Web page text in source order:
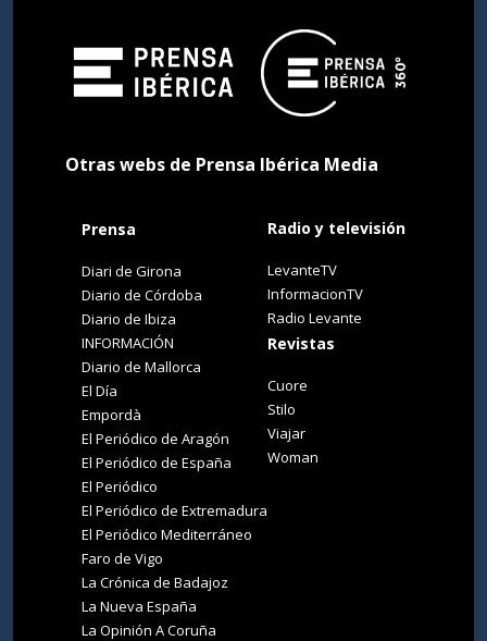
Otras webs de Prensa Ibérica Media
Prensa
Diari de Girona
Diario de Córdoba
Diario de Ibiza
INFORMACIÓN
Diario de Mallorca
El Día
Empordà
El Periódico de Aragón
El Periódico de España
El Periódico
El Periódico de Extremadura
El Periódico Mediterráneo
Faro de Vigo
La Crónica de Badajoz
La Nueva España
La Opinión A Coruña
Radio y televisión
LevanteTV
InformacionTV
Radio Levante
Revistas
Cuore
Stilo
Viajar
Woman